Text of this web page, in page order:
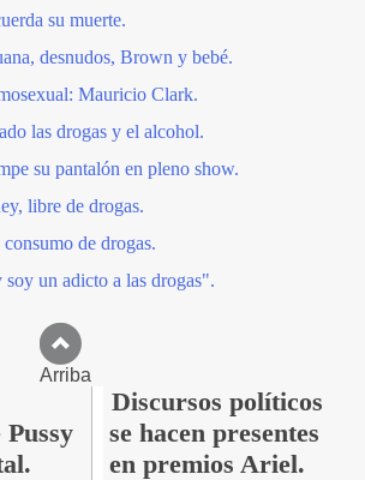
su muerte.
desnudos, Brown y bebé.
Mauricio Clark.
las drogas y el alcohol.
su pantalón en pleno show.
libre de drogas.
de drogas.
un adicto a las drogas".
Arriba
Discursos políticos
se hacen presentes
en premios Ariel.